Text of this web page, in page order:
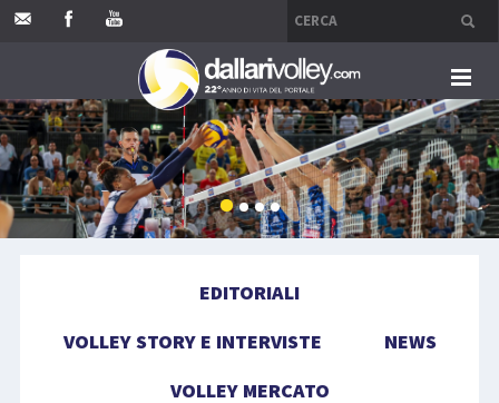
HOME
EDITORIALI
VOLLEY MERCATO
EDITORIALI
VOLLEY STORY E INTERVISTE
NEWS
VOLLEY MERCATO